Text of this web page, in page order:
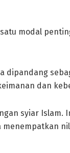
modal
dipandang
dan
syiar Islam.